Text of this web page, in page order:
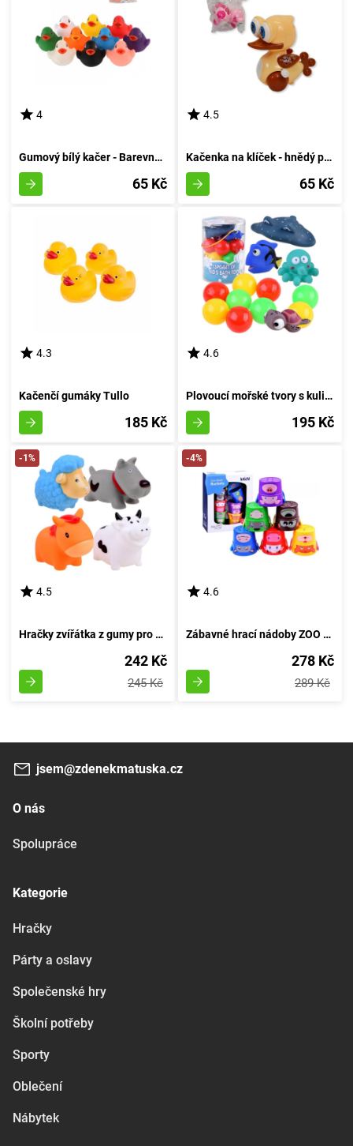
4
Gumový bílý kačer - Barevná varianta
65 Kč
4.5
Kačenka na klíček - hnědý poklad
65 Kč
4.3
Kačenčí gumáky Tullo
185 Kč
4.6
Plovoucí mořské tvory s kuličkami pro koupání
195 Kč
-1%
4.5
Hračky zvířátka z gumy pro koupání na farmě
242 Kč
245 Kč
-4%
4.6
Zábavné hrací nádoby ZOO - věžička
278 Kč
289 Kč
jsem@zdenekmatuska.cz
O nás
Spolupráce
Kategorie
Hračky
Párty a oslavy
Společenské hry
Školní potřeby
Sporty
Oblečení
Nábytek